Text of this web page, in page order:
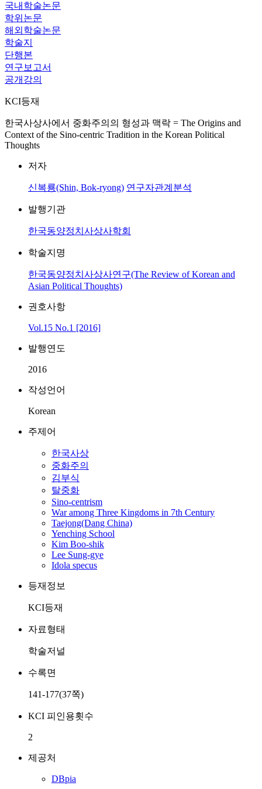
국내학술논문
학위논문
해외학술논문
학술지
단행본
연구보고서
공개강의
KCI등재
한국사상사에서 중화주의의 형성과 맥락 = The Origins and
Context of the Sino-centric Tradition in the Korean Political
Thoughts
저자
신복룡(Shin, Bok-ryong) 연구자관계분석
발행기관
한국동양정치사상사학회
학술지명
한국동양정치사상사연구(The Review of Korean and
Asian Political Thoughts)
권호사항
Vol.15 No.1 [2016]
발행연도
2016
작성언어
Korean
주제어
한국사상
중화주의
김부식
탈중화
Sino-centrism
War among Three Kingdoms in 7th Century
Taejong(Dang China)
Yenching School
Kim Boo-shik
Lee Sung-gye
Idola specus
등재정보
KCI등재
자료형태
학술저널
수록면
141-177(37쪽)
KCI 피인용횟수
2
제공처
DBpia